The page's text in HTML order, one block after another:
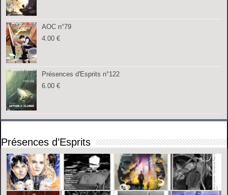
AOC n°79
4.00€
Présences d'Esprits n°122
6.00€
Présences d’Esprits